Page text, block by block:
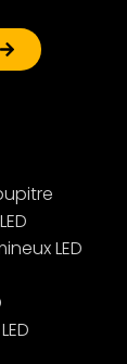
LED